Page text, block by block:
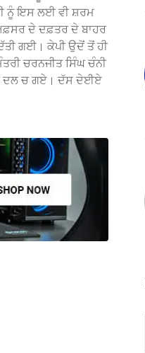
ਨੂੰ ਇਸ ਲਈ ਵੀ ਸ਼ਰਮ
ਦੇ ਦਫ਼ਤਰ ਦੇ ਬਾਹਰ
ਗਈ। ਕੇਪੀ ਉਦੋਂ ਤੋਂ ਹੀ
ਚਰਨਜੀਤ ਸਿੰਘ ਚੰਨੀ
ਦਲ ਚ ਗਏ। ਦੱਸ ਦੇਈਏ